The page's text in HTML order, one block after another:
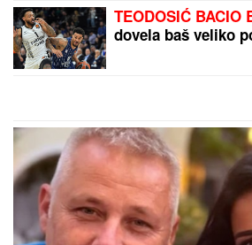
Olena i Volodimir
sinu dali PRELEPA